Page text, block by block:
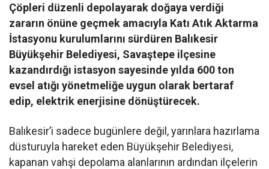
Çöpleri düzenli depolayarak doğaya verdiği
zararın önüne geçmek amacıyla Katı Atık Aktarma
İstasyonu kurulumlarını sürdüren Balıkesir
Büyükşehir Belediyesi, Savaştepe ilçesine
kazandırdığı istasyon sayesinde yılda 600 ton
evsel atığı yönetmeliğe uygun olarak bertaraf
edip, elektrik enerjisine dönüştürecek.
Balıkesir’i sadece bugünlere değil, yarınlara hazırlama
düsturuyla hareket eden Büyükşehir Belediyesi,
kapanan vahşi depolama alanlarının ardından ilçelerin